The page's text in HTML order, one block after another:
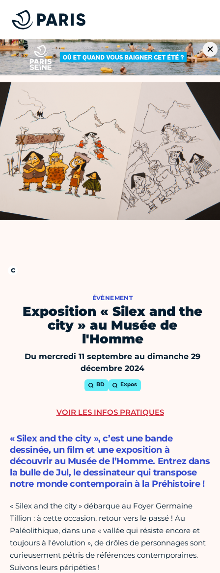
ÉVÈNEMENT
Exposition « Silex and the
city » au Musée de
l'Homme
Du mercredi 11 septembre au dimanche 29
décembre 2024
BD Expos
« Silex and the city », c’est une bande
dessinée, un film et une exposition à
découvrir au Musée de l’Homme. Entrez dans
la bulle de Jul, le dessinateur qui transpose
notre monde contemporain à la Préhistoire !
« Silex and the city » débarque au Foyer Germaine
Tillion : à cette occasion, retour vers le passé ! Au
Paléolithique, dans une « vallée qui résiste encore et
toujours à l'évolution », de drôles de personnages sont
curieusement pétris de références contemporaines.
Suivons leurs péripéties !
VOIR LES INFOS PRATIQUES